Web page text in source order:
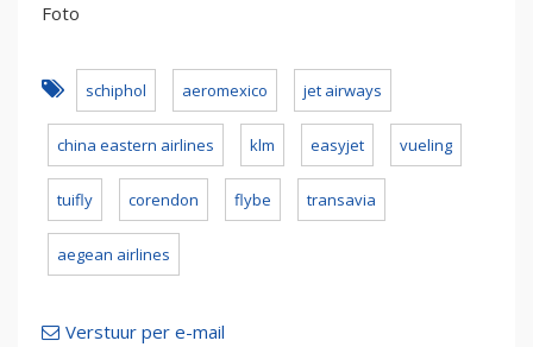
Foto
schiphol aeromexico jet airways
china eastern airlines klm easyjet vueling
tuifly corendon flybe transavia
aegean airlines
Verstuur per e-mail